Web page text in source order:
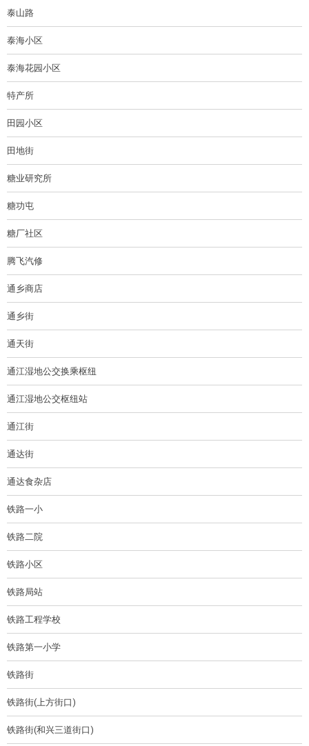
泰山路
泰海小区
泰海花园小区
特产所
田园小区
田地街
糖业研究所
糖功屯
糖厂社区
腾飞汽修
通乡商店
通乡街
通天街
通江湿地公交换乘枢纽
通江湿地公交枢纽站
通江街
通达街
通达食杂店
铁路一小
铁路二院
铁路小区
铁路局站
铁路工程学校
铁路第一小学
铁路街
铁路街(上方街口)
铁路街(和兴三道街口)